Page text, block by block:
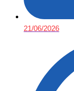
21/06/2026